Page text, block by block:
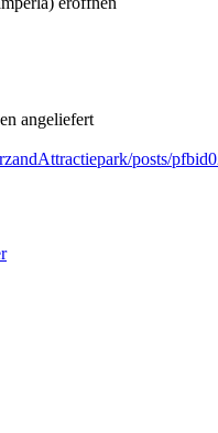
angeliefert
posts/